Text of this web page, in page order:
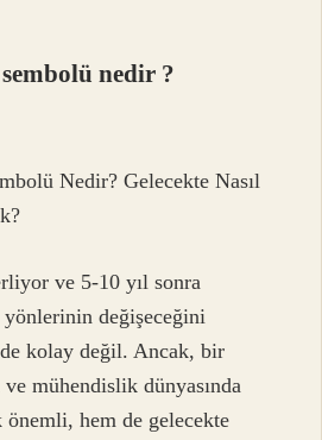
nedir ?
Nedir? Gelecekte Nasıl
ve 5-10 yıl sonra
yönlerinin değişeceğini
kolay değil. Ancak, bir
mühendislik dünyasında
hem de gelecekte